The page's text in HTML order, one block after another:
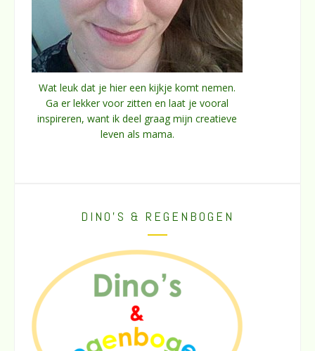
Wat leuk dat je hier een kijkje komt nemen.
Ga er lekker voor zitten en laat je vooral
inspireren, want ik deel graag mijn creatieve
leven als mama.
DINO’S & REGENBOGEN